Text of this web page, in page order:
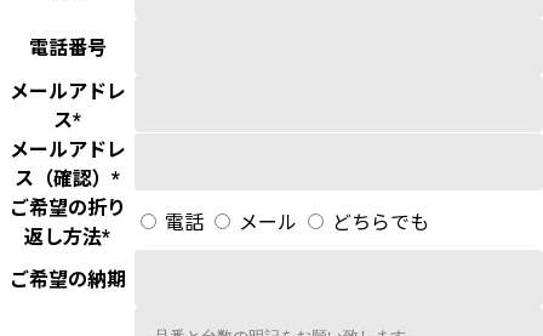
電話番号
メールアドレ
ス*
メールアドレ
ス（確認） *
ご希望の折り
返し方法*
電話 メール どちらでも
ご希望の納期